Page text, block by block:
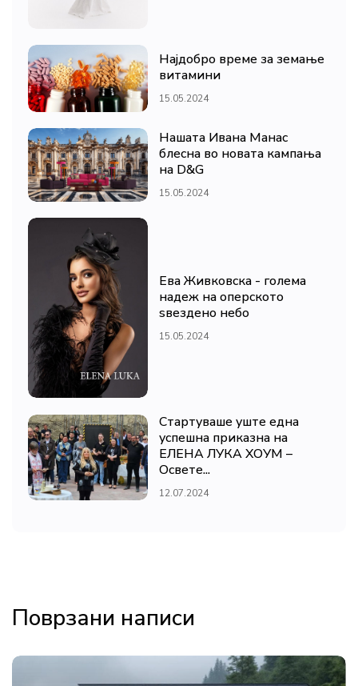
Најдобро време за земање
витамини
15.05.2024
Нашата Ивана Манас
блесна во новата кампања
на D&G
15.05.2024
Ева Живковска - голема
надеж на оперското
ѕвездено небо
15.05.2024
Стартуваше уште една
успешна приказна на
ЕЛЕНА ЛУКА ХОУМ –
Освете...
12.07.2024
Поврзани написи